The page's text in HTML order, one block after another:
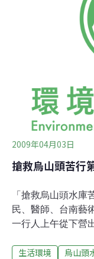
差不規則狀，因此
當時東洋最大的水
庫使用的是「半水
黏土向壁心流動，
勻分佈，形成顆粒
師八田與一之名，
位，因此有了爭取
2009年04月03日
搶救烏山頭苦行
「搶救烏山頭水
民、醫師、台南藝
一行人上午從下營
喝。2日苦行由東
生活環境 烏山頭